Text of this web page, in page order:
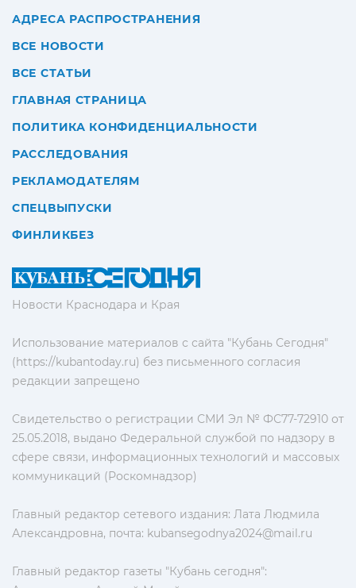
Новости Краснодара и Края
Использование материалов с сайта "Кубань Сегодня"
(https://kubantoday.ru) без письменного согласия
редакции запрещено
Свидетельство о регистрации СМИ Эл № ФС77-72910 от
25.05.2018, выдано Федеральной службой по надзору в
сфере связи, информационных технологий и массовых
коммуникаций (Роскомнадзор)
Главный редактор сетевого издания: Лата Людмила
Александровна, почта: kubansegodnya2024@mail.ru
Главный редактор газеты "Кубань сегодня":
АДРЕСА РАСПРОСТРАНЕНИЯ
ВСЕ НОВОСТИ
ВСЕ СТАТЬИ
ГЛАВНАЯ СТРАНИЦА
ПОЛИТИКА КОНФИДЕНЦИАЛЬНОСТИ
РАССЛЕДОВАНИЯ
РЕКЛАМОДАТЕЛЯМ
СПЕЦВЫПУСКИ
ФИНЛИКБЕЗ